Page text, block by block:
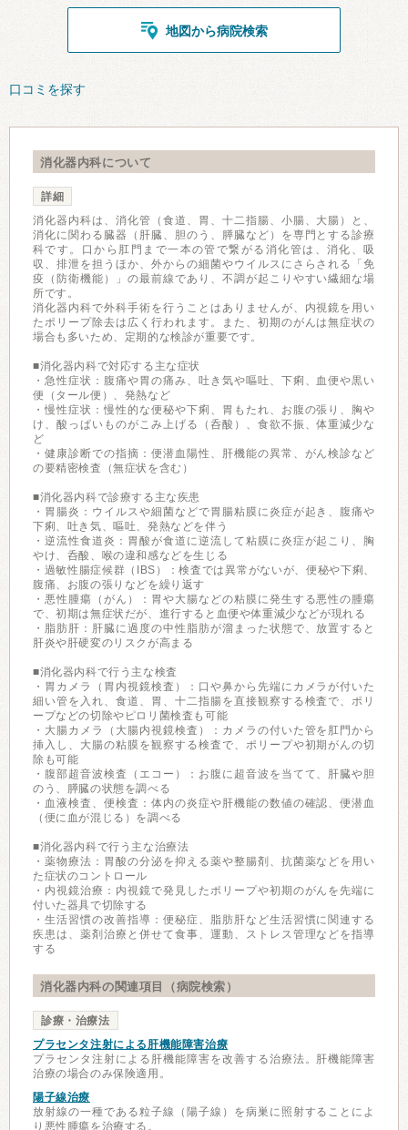
地図から病院検索
口コミを探す
消化器内科について
詳細
消化器内科は、消化管（食道、胃、十二指腸、小腸、大腸）と、
消化に関わる臓器（肝臓、胆のう、膵臓など）を専門とする診療
科です。口から肛門まで一本の管で繋がる消化管は、消化、吸
収、排泄を担うほか、外からの細菌やウイルスにさらされる「免
疫（防衛機能）」の最前線であり、不調が起こりやすい繊細な場
所です。
消化器内科で外科手術を行うことはありませんが、内視鏡を用い
たポリープ除去は広く行われます。また、初期のがんは無症状の
場合も多いため、定期的な検診が重要です。
■消化器内科で対応する主な症状
・急性症状：腹痛や胃の痛み、吐き気や嘔吐、下痢、血便や黒い
便（タール便）、発熱など
・慢性症状：慢性的な便秘や下痢、胃もたれ、お腹の張り、胸や
け、酸っぱいものがこみ上げる（呑酸）、食欲不振、体重減少な
ど
・健康診断での指摘：便潜血陽性、肝機能の異常、がん検診など
の要精密検査（無症状を含む）
■消化器内科で診療する主な疾患
・胃腸炎：ウイルスや細菌などで胃腸粘膜に炎症が起き、腹痛や
下痢、吐き気、嘔吐、発熱などを伴う
・逆流性食道炎：胃酸が食道に逆流して粘膜に炎症が起こり、胸
やけ、呑酸、喉の違和感などを生じる
・過敏性腸症候群（IBS）：検査では異常がないが、便秘や下痢、
腹痛、お腹の張りなどを繰り返す
・悪性腫瘍（がん）：胃や大腸などの粘膜に発生する悪性の腫瘍
で、初期は無症状だが、進行すると血便や体重減少などが現れる
・脂肪肝：肝臓に過度の中性脂肪が溜まった状態で、放置すると
肝炎や肝硬変のリスクが高まる
■消化器内科で行う主な検査
・胃カメラ（胃内視鏡検査）：口や鼻から先端にカメラが付いた
細い管を入れ、食道、胃、十二指腸を直接観察する検査で、ポリ
ープなどの切除やピロリ菌検査も可能
・大腸カメラ（大腸内視鏡検査）：カメラの付いた管を肛門から
挿入し、大腸の粘膜を観察する検査で、ポリープや初期がんの切
除も可能
・腹部超音波検査（エコー）：お腹に超音波を当てて、肝臓や胆
のう、膵臓の状態を調べる
・血液検査、便検査：体内の炎症や肝機能の数値の確認、便潜血
（便に血が混じる）を調べる
■消化器内科で行う主な治療法
・薬物療法：胃酸の分泌を抑える薬や整腸剤、抗菌薬などを用い
た症状のコントロール
・内視鏡治療：内視鏡で発見したポリープや初期のがんを先端に
付いた器具で切除する
・生活習慣の改善指導：便秘症、脂肪肝など生活習慣に関連する
疾患は、薬剤治療と併せて食事、運動、ストレス管理などを指導
する
消化器内科の関連項目（病院検索）
診療・治療法
プラセンタ注射による肝機能障害治療
プラセンタ注射による肝機能障害を改善する治療法。肝機能障害
治療の場合のみ保険適用。
陽子線治療
放射線の一種である粒子線（陽子線）を病巣に照射することによ
り悪性腫瘍を治療する。